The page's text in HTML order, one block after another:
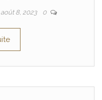
août 8, 2023 0